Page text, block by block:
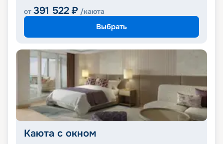
от 391 522 ₽ /каюта
Выбрать
Каюта с окном